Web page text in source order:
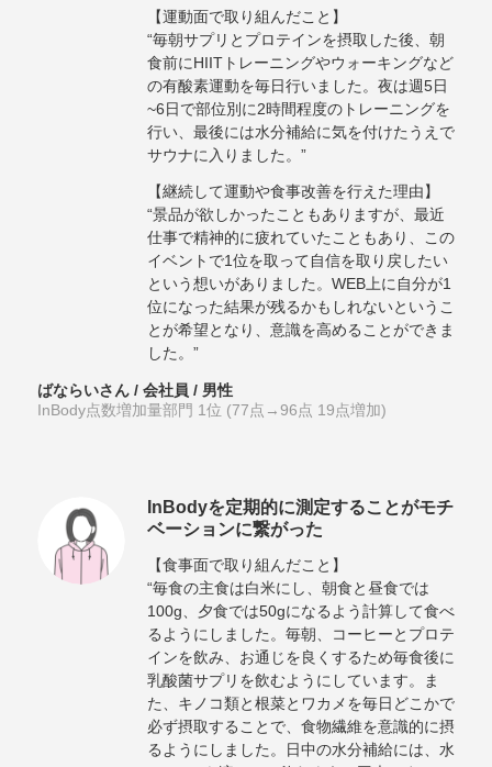
【運動面で取り組んだこと】
“毎朝サプリとプロテインを摂取した後、朝
食前にHIITトレーニングやウォーキングなど
の有酸素運動を毎日行いました。夜は週5日
~6日で部位別に2時間程度のトレーニングを
行い、最後には水分補給に気を付けたうえで
サウナに入りました。”
【継続して運動や食事改善を行えた理由】
“景品が欲しかったこともありますが、最近
仕事で精神的に疲れていたこともあり、この
イベントで1位を取って自信を取り戻したい
という想いがありました。WEB上に自分が1
位になった結果が残るかもしれないというこ
とが希望となり、意識を高めることができま
した。”
ばならいさん / 会社員 / 男性
InBody点数増加量部門 1位 (77点→96点 19点増加)
InBodyを定期的に測定することがモチ
ベーションに繋がった
【食事面で取り組んだこと】
“毎食の主食は白米にし、朝食と昼食では
100g、夕食では50gになるよう計算して食べ
るようにしました。毎朝、コーヒーとプロテ
インを飲み、お通じを良くするため毎食後に
乳酸菌サプリを飲むようにしています。ま
た、キノコ類と根菜とワカメを毎日どこかで
必ず摂取することで、食物繊維を意識的に摂
るようにしました。日中の水分補給には、水